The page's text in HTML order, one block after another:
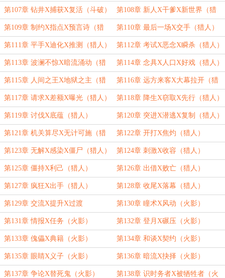
第107章 钻井X捕获X复活（斗破） 第108章 新人X干爹X新世界（猎
人）
第109章 制约X指点X预言诗（猎
人）
第110章 最后一场X交手（猎人）
第111章 平手X迪化X推测（猎人） 第112章 考试X恶念X瞬杀（猎人）
第113章 波澜不惊X暗流涌动（猎
人）
第114章 念具X人口X好戏（猎人）
第115章 人间之王X地狱之主（猎
人）
第116章 远方来客X大幕拉开（猎
人）
第117章 请求X差额X曝光（猎人） 第118章 降生X窃取X先行（猎人）
第119章 讨伐X底蕴（猎人） 第120章 突进X潜逃X复制（猎人）
第121章 机关算尽X无计可施（猎
人）
第122章 开打X焦灼（猎人）
第123章 无解X感染X僵尸（猎人） 第124章 刺激X收容（猎人）
第125章 僵持X利己（猎人） 第126章 出借X败亡（猎人）
第127章 疯狂X出手（猎人） 第128章 收尾X落幕（猎人）
第129章 交流X提升X过渡 第130章 瞳术X风动（火影）
第131章 情报X任务（火影） 第132章 登月X碾压（火影）
第133章 傀儡X典籍（火影） 第134章 和谈X契约（火影）
第135章 眼睛X义子（火影） 第136章 暗流X抉择（火影）
第137章 争论X替死鬼（火影） 第138章 识时务者X被牺牲者（火